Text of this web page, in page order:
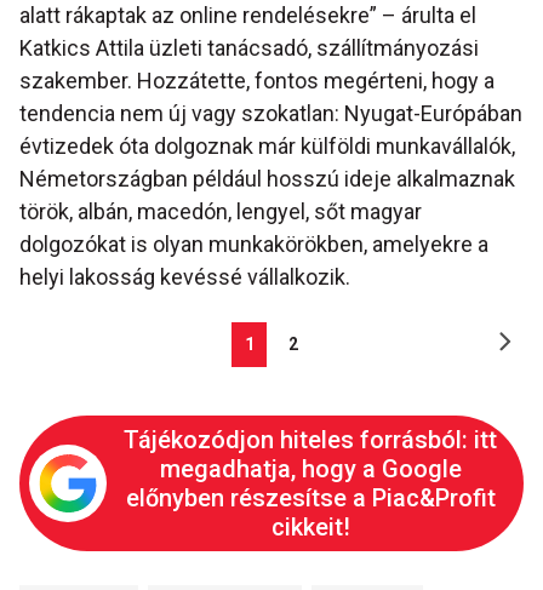
alatt rákaptak az online rendelésekre” – árulta el
Katkics Attila üzleti tanácsadó, szállítmányozási
szakember. Hozzátette, fontos megérteni, hogy a
tendencia nem új vagy szokatlan: Nyugat-Európában
évtizedek óta dolgoznak már külföldi munkavállalók,
Németországban például hosszú ideje alkalmaznak
török, albán, macedón, lengyel, sőt magyar
dolgozókat is olyan munkakörökben, amelyekre a
helyi lakosság kevéssé vállalkozik.
1 2
Tájékozódjon hiteles forrásból: itt
megadhatja, hogy a Google
előnyben részesítse a Piac&Profit
cikkeit!